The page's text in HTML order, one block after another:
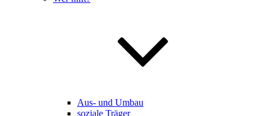
Aus- und Umbau
soziale Träger